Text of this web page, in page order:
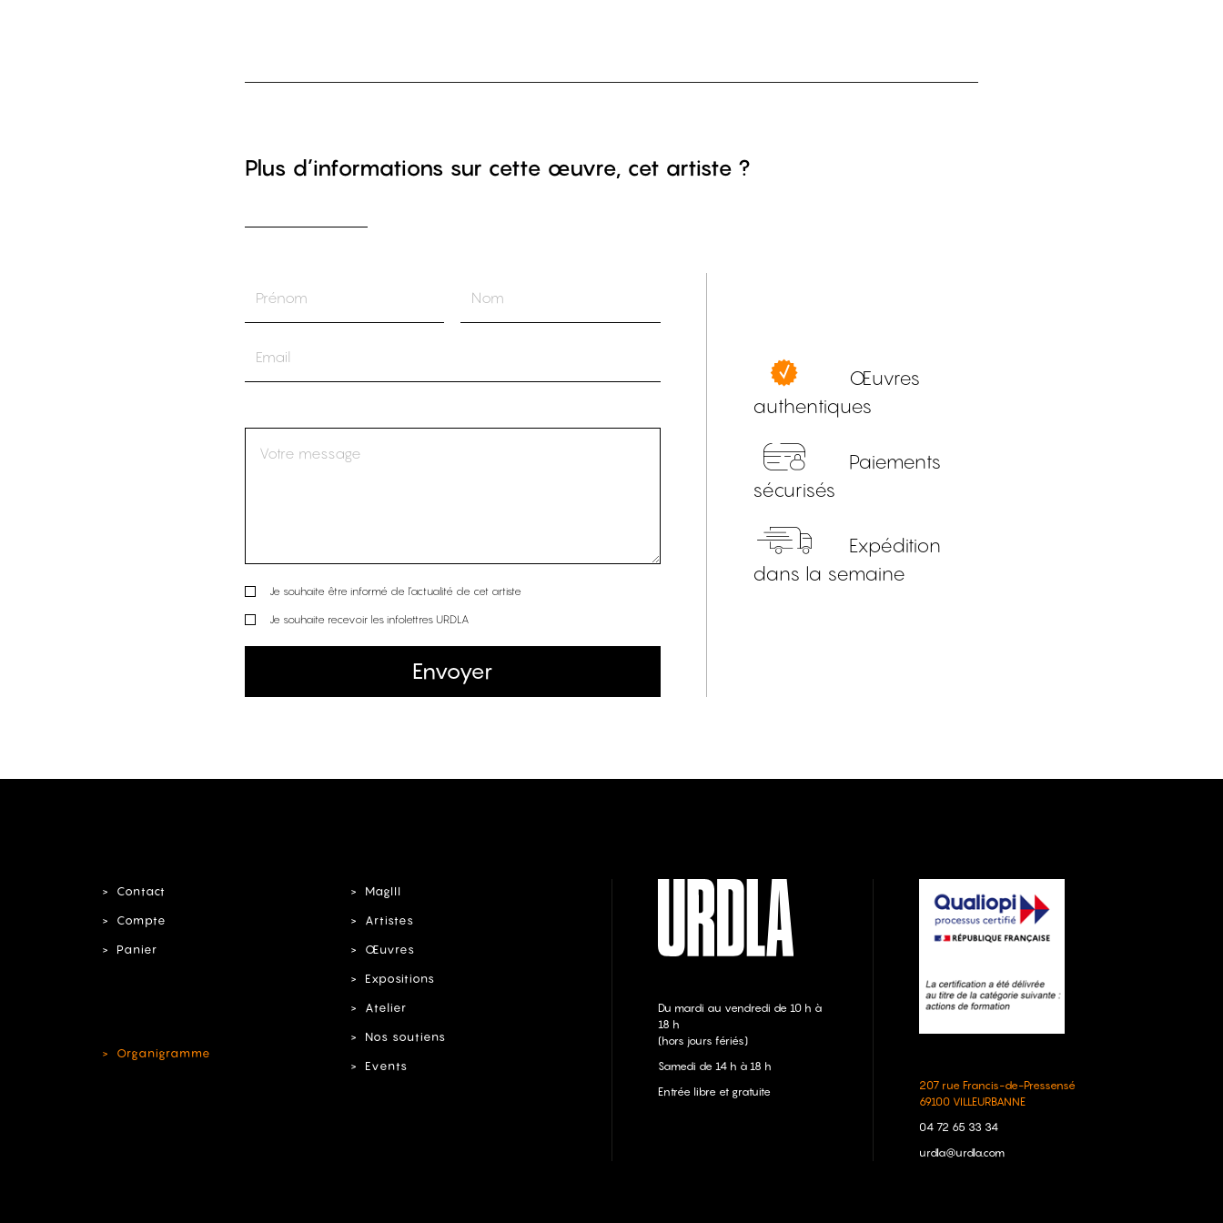
Plus d’informations sur cette œuvre, cet artiste ?
Je souhaite être informé de l’actualité de cet artiste
Je souhaite recevoir les infolettres URDLA
Envoyer
Œuvres
authentiques
Paiements
sécurisés
Expédition
dans la semaine
Contact
Compte
Panier
Organigramme
MagIII
Artistes
Œuvres
Expositions
Atelier
Nos soutiens
Events
Du mardi au vendredi de 10 h à
18 h
(hors jours fériés)
Samedi de 14 h à 18 h
Entrée libre et gratuite
207 rue Francis-de-Pressensé
69100 VILLEURBANNE
04 72 65 33 34
urdla@urdla.com